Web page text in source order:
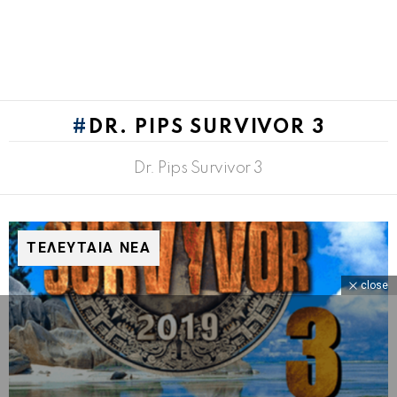
DR. PIPS SURVIVOR 3
Dr. Pips Survivor 3
ΤΕΛΕΥΤΑΙΑ ΝΕΑ
close